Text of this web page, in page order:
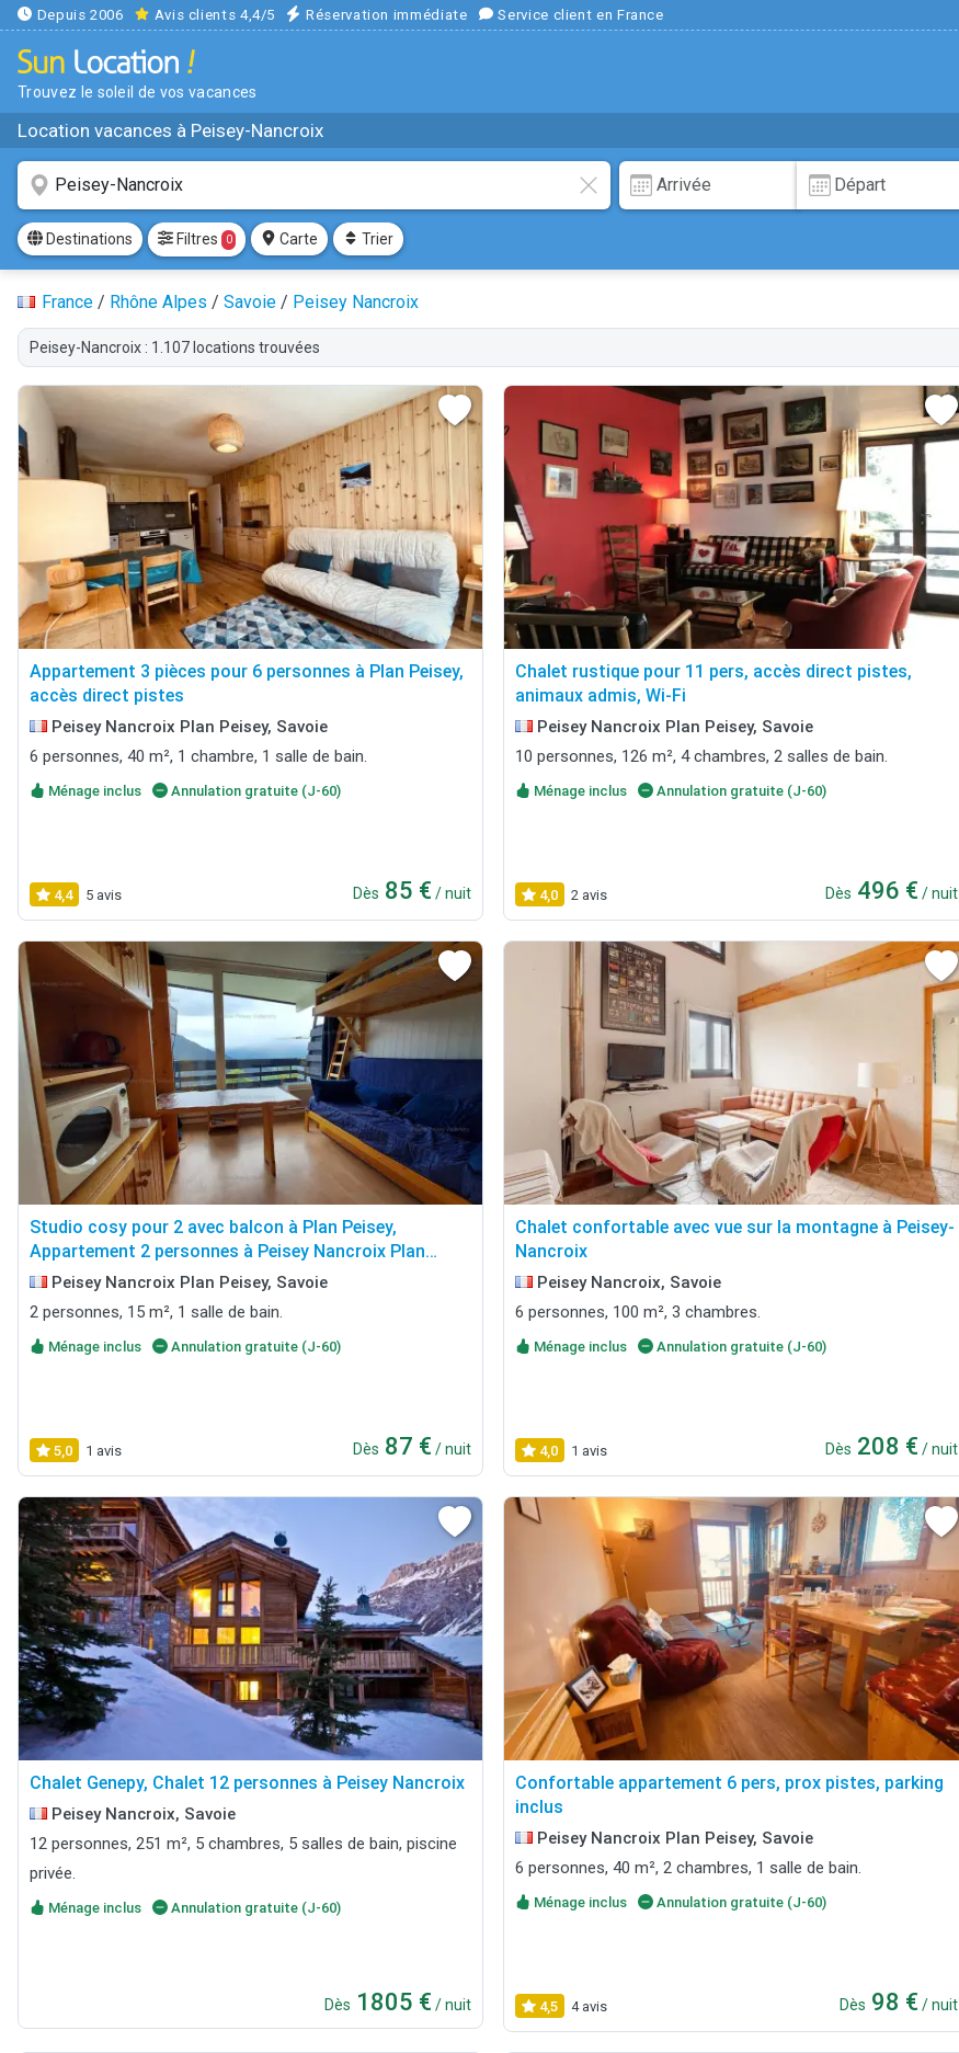
Depuis 2006 Avis clients 4,4/5 Réservation immédiate Service client en France
Trouvez le soleil de vos vacances
Location vacances à Peisey-Nancroix
Destinations Filtres 0 Carte Trier
France / Rhône Alpes / Savoie / Peisey Nancroix
Peisey-Nancroix : 1.107 locations trouvées
Appartement 3 pièces pour 6 personnes à Plan Peisey,
accès direct pistes
Peisey Nancroix Plan Peisey, Savoie
6 personnes, 40 m², 1 chambre, 1 salle de bain.
Ménage inclus Annulation gratuite (J-60)
4,4 5 avis Dès 85 € / nuit
Chalet rustique pour 11 pers, accès direct pistes,
animaux admis, Wi-Fi
Peisey Nancroix Plan Peisey, Savoie
10 personnes, 126 m², 4 chambres, 2 salles de bain.
Ménage inclus Annulation gratuite (J-60)
4,0 2 avis Dès 496 € / nuit
Studio cosy pour 2 avec balcon à Plan Peisey,
Appartement 2 personnes à Peisey Nancroix Plan
Peisey
Peisey Nancroix Plan Peisey, Savoie
2 personnes, 15 m², 1 salle de bain.
Ménage inclus Annulation gratuite (J-60)
5,0 1 avis Dès 87 € / nuit
Chalet confortable avec vue sur la montagne à Peisey-
Nancroix
Peisey Nancroix, Savoie
6 personnes, 100 m², 3 chambres.
Ménage inclus Annulation gratuite (J-60)
4,0 1 avis Dès 208 € / nuit
Chalet Genepy, Chalet 12 personnes à Peisey Nancroix
Peisey Nancroix, Savoie
12 personnes, 251 m², 5 chambres, 5 salles de bain, piscine
privée.
Ménage inclus Annulation gratuite (J-60)
Dès 1805 € / nuit
Confortable appartement 6 pers, prox pistes, parking
inclus
Peisey Nancroix Plan Peisey, Savoie
6 personnes, 40 m², 2 chambres, 1 salle de bain.
Ménage inclus Annulation gratuite (J-60)
4,5 4 avis Dès 98 € / nuit